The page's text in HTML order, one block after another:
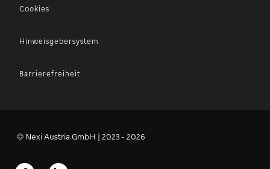
Cookies
Hinweisgebersystem
Barrierefreiheit
© Nexi Austria GmbH | 2023 - 2026